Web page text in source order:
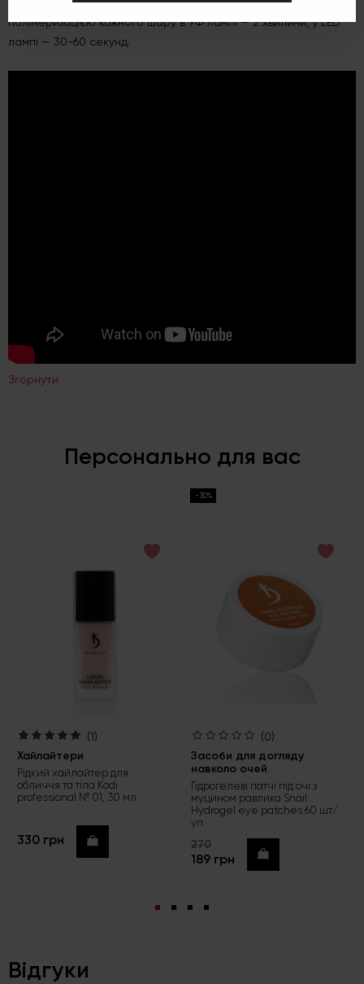
полімеризацією кожного шару в УФ лампі — 2 хвилини, у LED
лампі — 30-60 секунд.
Згорнути
Персонально для вас
(1)
Хайлайтери
Рідкий хайлайтер для
обличчя та тіла Kodi
professional № 01, 30 мл
330 грн Купити
-30%
(0)
Засоби для догляду
навколо очей
Гідрогелеві патчі під очі з
муцином равлика Snail
Hydrogel eye patches 60 шт/
уп
270
189 грн Купити
Відгуки